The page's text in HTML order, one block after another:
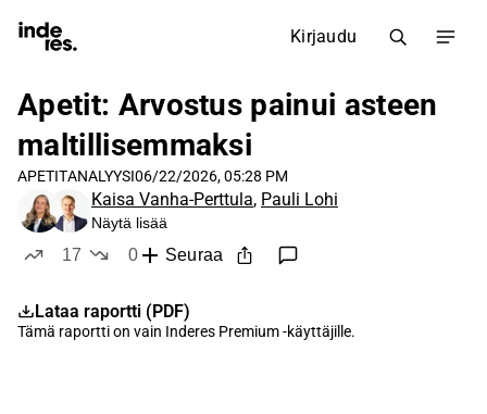
Kirjaudu
Apetit: Arvostus painui asteen
maltillisemmaksi
APETITANALYYSI06/22/2026, 05:28 PM
Kaisa Vanha-Perttula, Pauli Lohi
Näytä lisää
17
0
Seuraa
Lataa raportti (PDF)
Tämä raportti on vain Inderes Premium-käyttäjille.